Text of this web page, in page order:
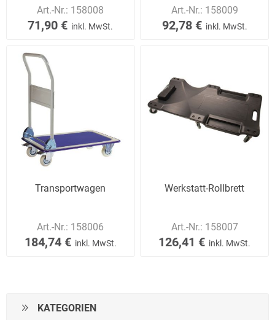
Art.-Nr.: 158008
71,90 € inkl. MwSt.
Art.-Nr.: 158009
92,78 € inkl. MwSt.
Transportwagen
Art.-Nr.: 158006
184,74 € inkl. MwSt.
Werkstatt-Rollbrett
Art.-Nr.: 158007
126,41 € inkl. MwSt.
KATEGORIEN